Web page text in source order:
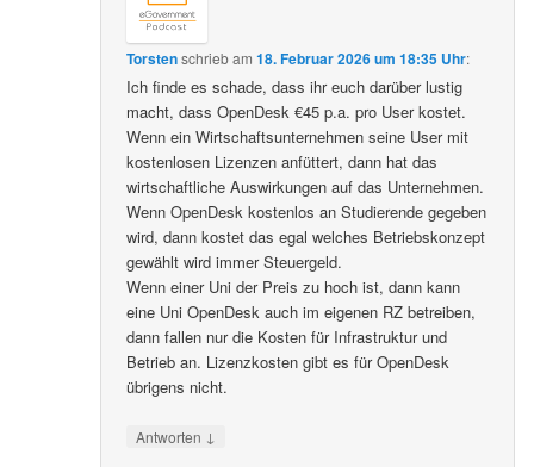
Torstenschriebam18. Februar 2026 um 18:35 Uhr:
Ich finde es schade, dass ihr euch darüber lustig
macht, dass OpenDesk €45 p.a. pro User kostet.
Wenn ein Wirtschaftsunternehmen seine User mit
kostenlosen Lizenzen anfüttert, dann hat das
wirtschaftliche Auswirkungen auf das Unternehmen.
Wenn OpenDesk kostenlos an Studierende gegeben
wird, dann kostet das egal welches Betriebskonzept
gewählt wird immer Steuergeld.
Wenn einer Uni der Preis zu hoch ist, dann kann
eine Uni OpenDesk auch im eigenen RZ betreiben,
dann fallen nur die Kosten für Infrastruktur und
Betrieb an. Lizenzkosten gibt es für OpenDesk
übrigens nicht.
Antworten ↓